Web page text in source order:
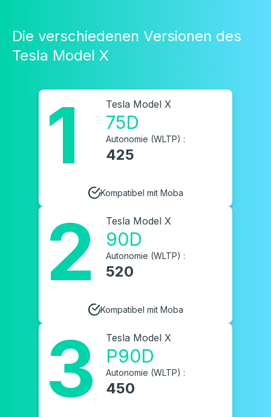
Die verschiedenen Versionen des
Tesla Model X
1 Tesla Model X
75D
Autonomie (WLTP) :
425
Kompatibel mit Moba
2 Tesla Model X
90D
Autonomie (WLTP) :
520
Kompatibel mit Moba
3 Tesla Model X
P90D
Autonomie (WLTP) :
450